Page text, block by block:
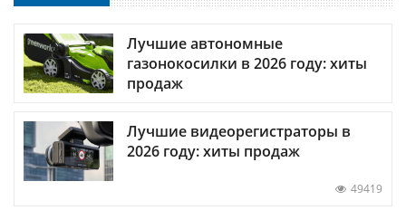
Лучшие автономные
газонокосилки в 2026 году: хиты
продаж
Лучшие видеорегистраторы в
2026 году: хиты продаж
49419